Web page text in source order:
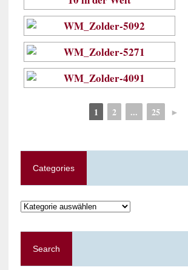
1 2 ... 25 ►
Categories
Categories
Search